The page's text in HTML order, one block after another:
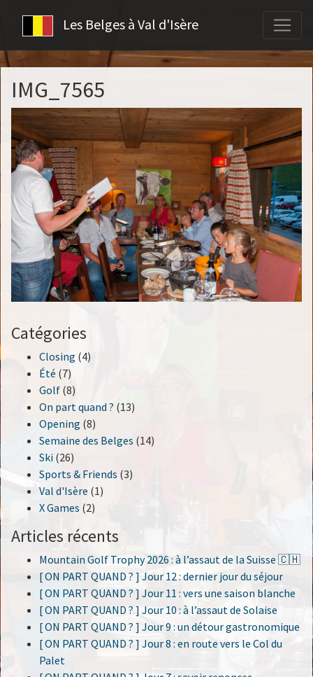
Les Belges à Val d'Isère
IMG_7565
Catégories
Closing (4)
Été (7)
Golf (8)
On part quand ? (13)
Opening (8)
Semaine des Belges (14)
Ski (26)
Sports & Friends (3)
Val d'Isère (1)
X Games (2)
Articles récents
Mountain Golf Trophy 2026 : à l’assaut de la Suisse 🇨🇭
[ ON PART QUAND ? ] Jour 12 : dernier jour du séjour
[ ON PART QUAND ? ] Jour 11 : vers une saison blanche
[ ON PART QUAND ? ] Jour 10 : à l’assaut de Solaise
[ ON PART QUAND ? ] Jour 9 : un détour gastronomique
[ ON PART QUAND ? ] Jour 8 : en route vers le Col du
Palet